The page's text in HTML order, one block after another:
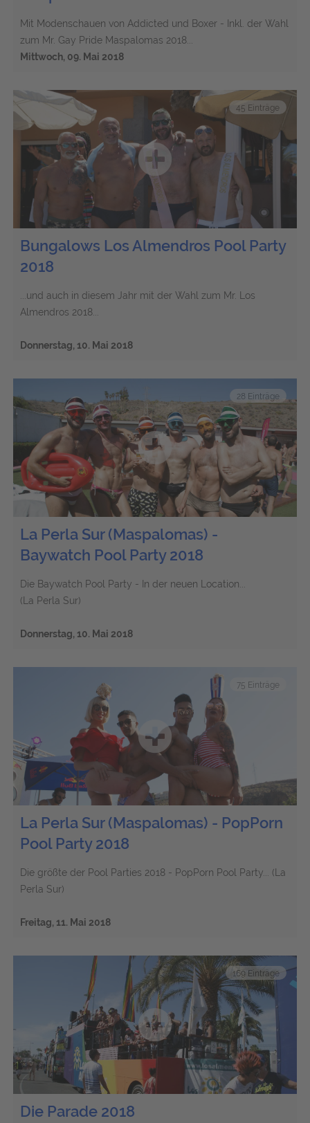
Mit Modenschauen von Addicted und Boxer - Inkl. der Wahl
zum Mr. Gay Pride Maspalomas 2018...
Mittwoch, 09. Mai 2018
45 Einträge
Bungalows Los Almendros Pool Party
2018
...und auch in diesem Jahr mit der Wahl zum Mr. Los
Almendros 2018...
Donnerstag, 10. Mai 2018
28 Einträge
La Perla Sur (Maspalomas) -
Baywatch Pool Party 2018
Die Baywatch Pool Party - In der neuen Location...
(La Perla Sur)
Donnerstag, 10. Mai 2018
75 Einträge
La Perla Sur (Maspalomas) - PopPorn
Pool Party 2018
Die größte der Pool Parties 2018 - PopPorn Pool Party... (La
Perla Sur)
Freitag, 11. Mai 2018
169 Einträge
Die Parade 2018